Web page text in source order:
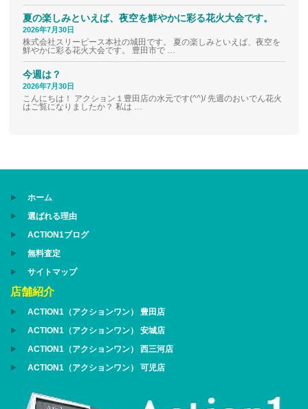
夏の楽しみといえば、夜空を鮮やかに彩る花火大会です。
2026年7月30日
株式会社スリーピース本社の城田です。 夏の楽しみといえば、夜空を
鮮やかに彩る花火大会です。 豊田市で …
今週は？
2026年7月30日
こんにちは！ アクション１豊田店の水元です(^^)/ 先週のおいでん花火
はご覧になりましたか？ 私は …
ホーム
選ばれる理由
ACTION1ブログ
無料査定
サイトマップ
店舗紹介
ACTION1（アクションワン） 豊田店
ACTION1（アクションワン） 安城店
ACTION1（アクションワン） 西三河店
ACTION1（アクションワン） 可児店